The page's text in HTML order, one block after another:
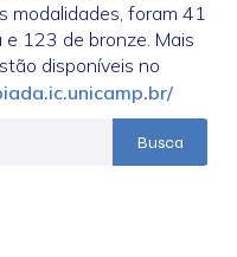
modalidades, foram 41
123 de bronze. Mais
disponíveis no
Busca